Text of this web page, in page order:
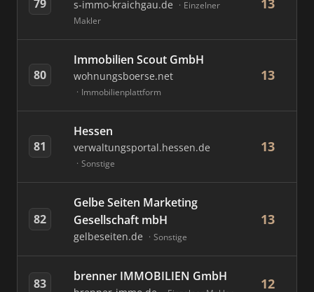
79 s-immo-kraichgau.de
Einzelner
Makler
13
80
Immobilien Scout GmbH
wohnungsboerse.net
Immobilienplattform
13
81
Hessen
verwaltungsportal.hessen.de
Sonstige
13
82
Gelbe Seiten Marketing
Gesellschaft mbH
gelbeseiten.de Sonstige
13
83 brenner IMMOBILIEN GmbH 12